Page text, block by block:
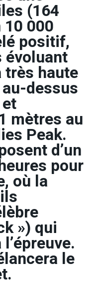
(164
000
positif,
évoluant
très haute
dessus
mètres au
Peak.
d’un
pour
où la
») qui
le